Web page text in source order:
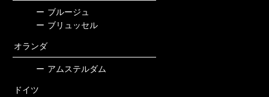
ー ブルージュ
ー ブリュッセル
オランダ
ー アムステルダム
ドイツ